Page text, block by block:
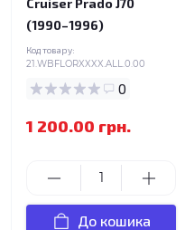
Cruiser Prado J70
(1990–1996)
Код товару:
21.WBFLORXXXX.ALL.0.00
0
1 200.00 грн.
До кошика